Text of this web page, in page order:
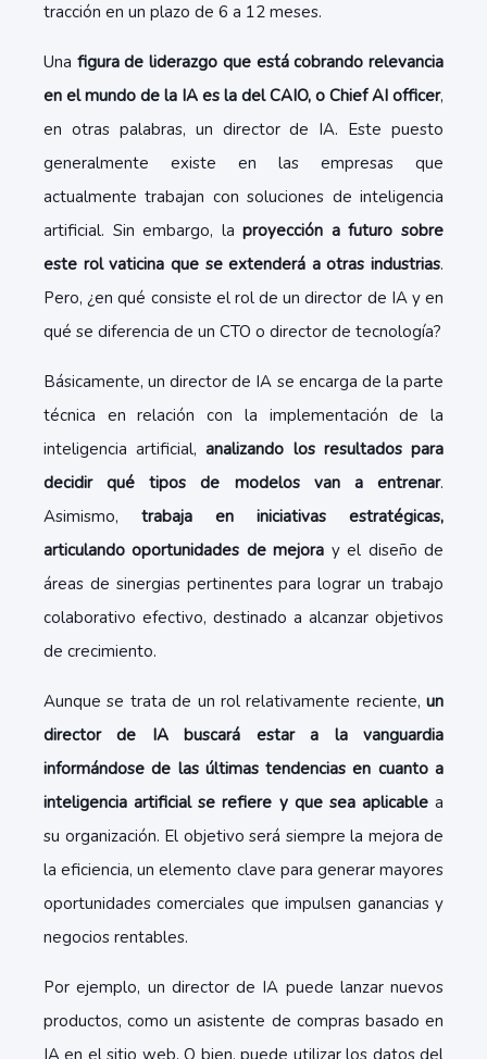
tracción en un plazo de 6 a 12 meses.
Una figura de liderazgo que está cobrando relevancia
en el mundo de la IA es la del CAIO, o Chief AI officer,
en otras palabras, un director de IA. Este puesto
generalmente existe en las empresas que
actualmente trabajan con soluciones de inteligencia
artificial. Sin embargo, laproyección a futuro sobre
este rol vaticina que se extenderá a otras industrias.
Pero, ¿en qué consiste el rol de un director de IA y en
qué se diferencia de un CTO o director de tecnología?
Básicamente, un director de IA se encarga de la parte
técnica en relación con la implementación de la
inteligencia artificial,analizando los resultados para
decidir qué tipos de modelos van a entrenar.
Asimismo, trabaja en iniciativas estratégicas,
articulando oportunidades de mejora y el diseño de
áreas de sinergias pertinentes para lograr un trabajo
colaborativo efectivo, destinado a alcanzar objetivos
de crecimiento.
Aunque se trata de un rol relativamente reciente, un
director de IA buscará estar a la vanguardia
informándose de las últimas tendencias en cuanto a
inteligencia artificial se refiere y que sea aplicablea
su organización. El objetivo será siempre la mejora de
la eficiencia, un elemento clave para generar mayores
oportunidades comerciales que impulsen ganancias y
negocios rentables.
Por ejemplo, un director de IA puede lanzar nuevos
productos, como un asistente de compras basado en
IA en el sitio web. O bien, puede utilizar los datos del